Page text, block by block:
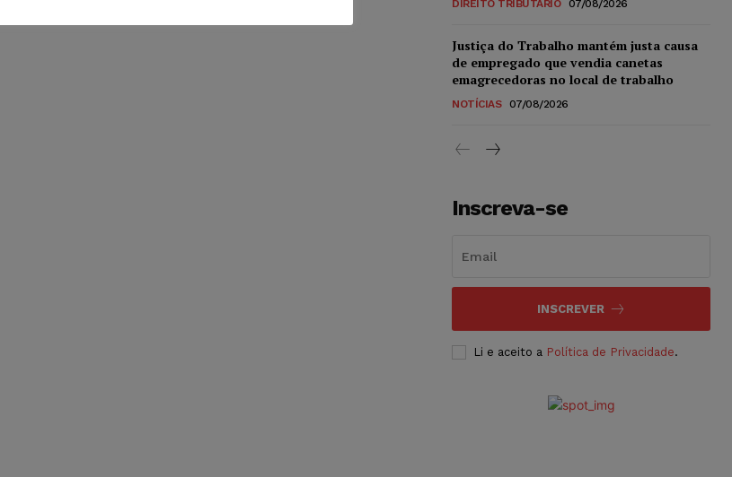
DIREITO TRIBUTÁRIO 07/08/2026
Justiça do Trabalho mantém justa causa
de empregado que vendia canetas
emagrecedoras no local de trabalho
NOTÍCIAS 07/08/2026
Inscreva-se
INSCREVER
Li e aceito a Política de Privacidade.